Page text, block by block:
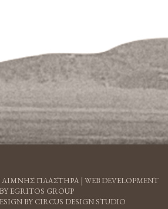
ΛΙΜΝΗΣ ΠΛΑΣΤΗΡΑ | WEB DEVELOPMENT
BY EGRITOS GROUP
BY CIRCUS DESIGN STUDIO